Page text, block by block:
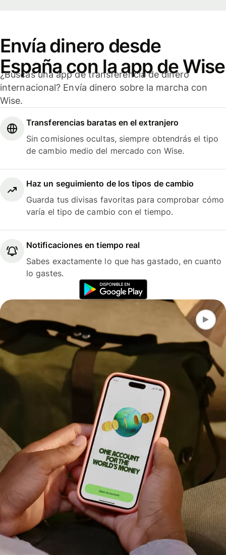
Envía dinero desde
España con la app de Wise
¿Buscas una app de transferencia de dinero
internacional? Envía dinero sobre la marcha con
Wise.
Transferencias baratas en el extranjero
Sin comisiones ocultas, siempre obtendrás el tipo
de cambio medio del mercado con Wise.
Haz un seguimiento de los tipos de cambio
Guarda tus divisas favoritas para comprobar cómo
varía el tipo de cambio con el tiempo.
Notificaciones en tiempo real
Sabes exactamente lo que has gastado, en cuanto
lo gastes.